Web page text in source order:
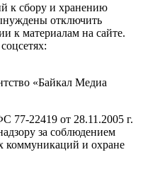
к сбору и хранению
отключить
к материалам на сайте.
«Байкал Медиа
22419 от 28.11.2005 г.
за соблюдением
коммуникаций и охране